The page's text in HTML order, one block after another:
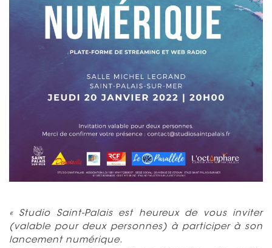
« Studio Saint-Palais est heureux de vous inviter
(valable pour deux personnes) à participer à son
lancement numérique.